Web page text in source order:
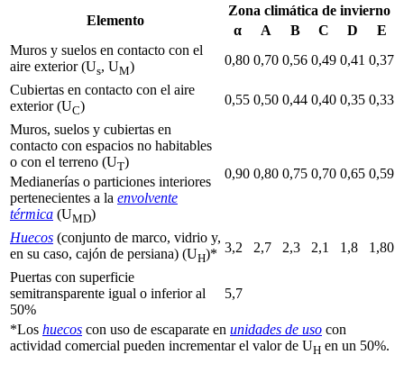
Elemento
Zona climática de invierno
α
A B C D
E
Muros y suelos en contacto con el
aire exterior (Us, UM) 0,80 0,70 0,56 0,49 0,41 0,37
Cubiertas en contacto con el aire
exterior (UC) 0,55 0,50 0,44 0,40 0,35 0,33
Muros, suelos y cubiertas en
contacto con espacios no habitables
o con el terreno (UT)
Medianerías o particiones interiores
pertenecientes a la envolvente
térmica (UMD)
0,90 0,80 0,75 0,70 0,65 0,59
Huecos (conjunto de marco, vidrio y,
en su caso, cajón de persiana) (UH)* 3,2 2,7 2,3 2,1 1,8
1,80
Puertas con superficie
semitransparente igual o inferior al
50%
5,7
*Los huecos con uso de escaparate en unidades de uso con
actividad comercial pueden incrementar el valor de UH en un 50%.